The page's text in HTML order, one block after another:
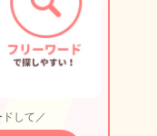
して／